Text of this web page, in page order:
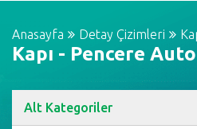
Anasayfa Detay Çizimleri
Kapı - Pencere
Alt Kategoriler